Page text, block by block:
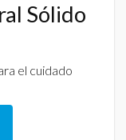
Sólido
el cuidado